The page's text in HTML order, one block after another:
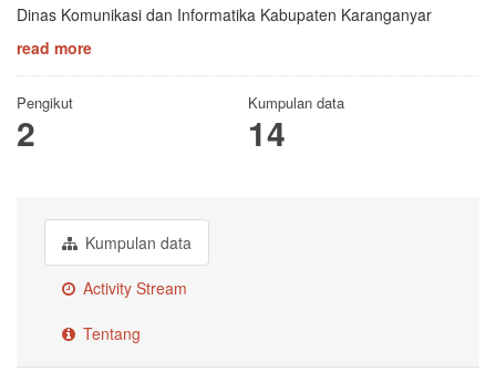
Dinas Komunikasi dan Informatika Kabupaten Karanganyar
read more
Pengikut
2
Kumpulan data
14
Kumpulan data
Activity Stream
Tentang